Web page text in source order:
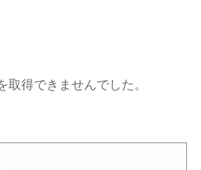
取得できませんでした。